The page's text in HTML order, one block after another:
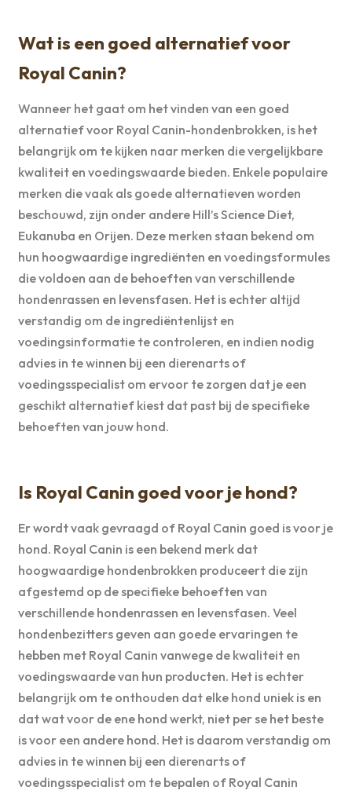
Wat is een goed alternatief voor
Royal Canin?
Wanneer het gaat om het vinden van een goed
alternatief voor Royal Canin-hondenbrokken, is het
belangrijk om te kijken naar merken die vergelijkbare
kwaliteit en voedingswaarde bieden. Enkele populaire
merken die vaak als goede alternatieven worden
beschouwd, zijn onder andere Hill’s Science Diet,
Eukanuba en Orijen. Deze merken staan bekend om
hun hoogwaardige ingrediënten en voedingsformules
die voldoen aan de behoeften van verschillende
hondenrassen en levensfasen. Het is echter altijd
verstandig om de ingrediëntenlijst en
voedingsinformatie te controleren, en indien nodig
advies in te winnen bij een dierenarts of
voedingsspecialist om ervoor te zorgen dat je een
geschikt alternatief kiest dat past bij de specifieke
behoeften van jouw hond.
Is Royal Canin goed voor je hond?
Er wordt vaak gevraagd of Royal Canin goed is voor je
hond. Royal Canin is een bekend merk dat
hoogwaardige hondenbrokken produceert die zijn
afgestemd op de specifieke behoeften van
verschillende hondenrassen en levensfasen. Veel
hondenbezitters geven aan goede ervaringen te
hebben met Royal Canin vanwege de kwaliteit en
voedingswaarde van hun producten. Het is echter
belangrijk om te onthouden dat elke hond uniek is en
dat wat voor de ene hond werkt, niet per se het beste
is voor een andere hond. Het is daarom verstandig om
advies in te winnen bij een dierenarts of
voedingsspecialist om te bepalen of Royal Canin